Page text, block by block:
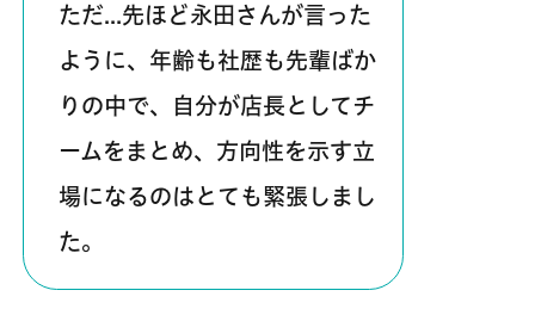
ただ…先ほど永田さんが言った
ように、年齢も社歴も先輩ばか
りの中で、自分が店長としてチ
ームをまとめ、方向性を示す立
場になるのはとても緊張しまし
た。